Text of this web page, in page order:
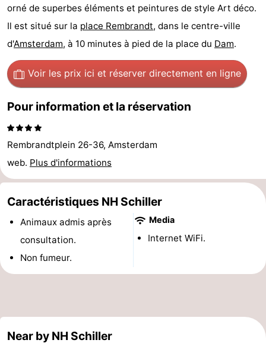
Amsterdamse
Bos
Spaarnwoude
Hôtels
Last
minutes
Musées
Attractions
Choses
à
faire
Lieux
d'intérêt
-
Monuments
-
de
-
orné de superbes éléments et peintures de style Art déco.
Il est situé sur la place Rembrandt, dans le centre-ville
d'Amsterdam, à 10 minutes à pied de la place du Dam.
Voir les prix ici et réserver directement en ligne
Pour information et la réservation
Rembrandtplein 26-36, Amsterdam
web. Plus d'informations
Caractéristiques NH Schiller
Animaux admis après
consultation.
Non fumeur.
Media
Internet WiFi.
Near by NH Schiller